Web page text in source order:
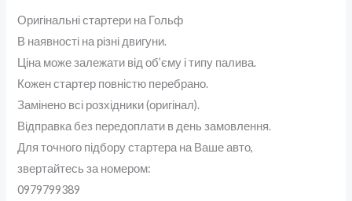
Оригінальні стартери на Гольф
В наявності на різні двигуни.
Ціна може залежати від об’єму і типу палива.
Кожен стартер повністю перебрано.
Замінено всі розхідники (оригінал).
Відправка без передоплати в день замовлення.
Для точного підбору стартера на Ваше авто,
звертайтесь за номером:
0979799389